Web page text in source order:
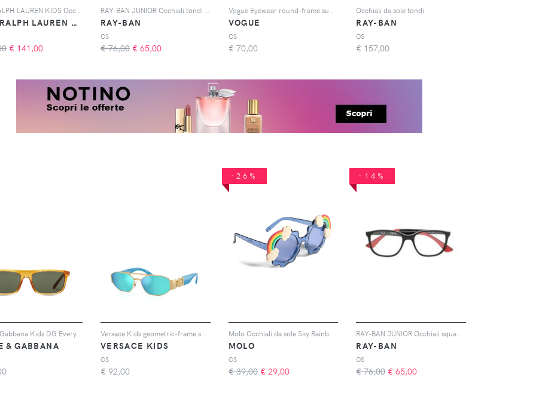
POLO RALPH LAUREN KIDS Occhiali da sole tondi - Verde
POLO RALPH LAUREN KIDS
€ 141,00
RAY-BAN JUNIOR Occhiali tondi trasparenti - Viola
RAY-BAN
OS
€ 76,00 € 65,00
Vogue Eyewear round-frame sunglasses - Blu
VOGUE
OS
€ 70,00
Occhiali da sole tondi
RAY-BAN
OS
€ 157,00
Dolce & Gabbana Kids DG Everyday sunglasses - Arancione
& GABBANA
Versace Kids geometric-frame sunglasses - Oro
VERSACE KIDS
OS
€ 92,00
-26%
Molo Occhiali da sole Sky Rainbow - Blu
MOLO
OS
€ 39,00 € 29,00
-14%
RAY-BAN JUNIOR Occhiali squadrati bicolore - Nero
RAY-BAN
OS
€ 76,00 € 65,00